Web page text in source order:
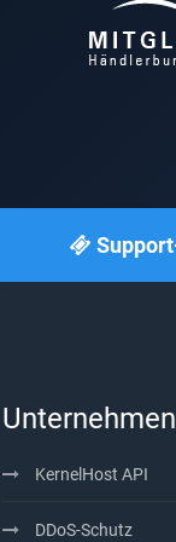
Unternehmen
KernelHost API
DDoS-Schutz